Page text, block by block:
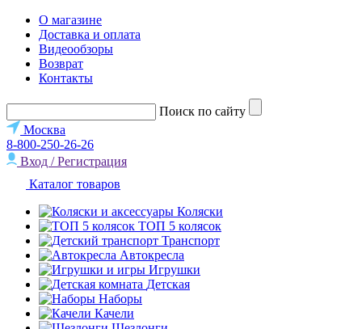
О магазине
Доставка и оплата
Видеообзоры
Возврат
Контакты
Поиск по сайту
Москва
8-800-250-26-26
Вход / Регистрация
Каталог товаров
Коляски
ТОП 5 колясок
Транспорт
Автокресла
Игрушки
Детская
Наборы
Качели